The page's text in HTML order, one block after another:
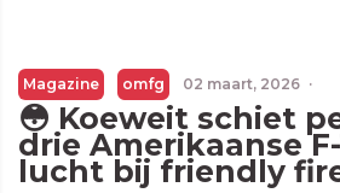
Magazine omfg 02 maart, 2026 ·
😳 Koeweit schiet
drie Amerikaanse F-
lucht bij friendly